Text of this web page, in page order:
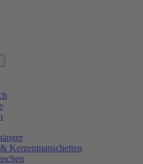
Kerzenmanschetten